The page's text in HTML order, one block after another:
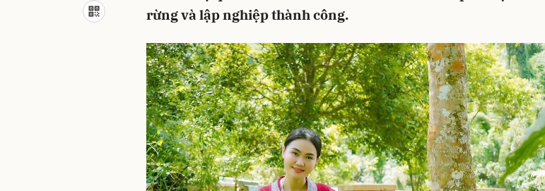
rừng và lập nghiệp thành công.